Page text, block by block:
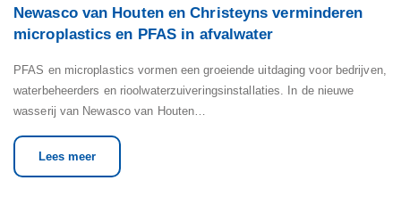
Newasco van Houten en Christeyns verminderen
microplastics en PFAS in afvalwater
PFAS en microplastics vormen een groeiende uitdaging voor bedrijven,
waterbeheerders en rioolwaterzuiveringsinstallaties. In de nieuwe
wasserij van Newasco van Houten…
Lees meer